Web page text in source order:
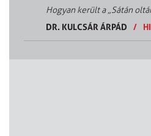
Hogyan került a „Sátán
DR. KULCSÁR ÁRPÁD
/